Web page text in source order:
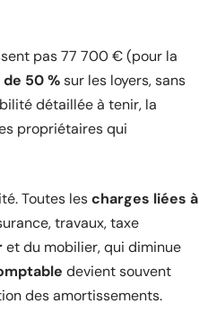
pas 77 700 € (pour la
50 %sur les loyers, sans
détaillée à tenir, la
propriétaires qui
Toutes lescharges liées à
travaux, taxe
et du mobilier, qui diminue
devient souvent
des amortissements.